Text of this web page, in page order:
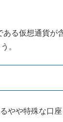
る仮想通貨が
。
やや特殊な口